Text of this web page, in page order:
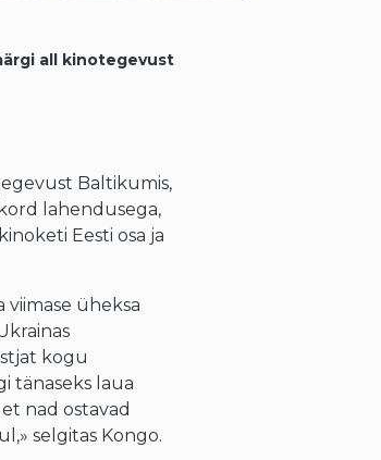
all kinotegevust
Baltikumis,
lahendusega,
Eesti osa ja
üheksa
kogu
tänaseks laua
nad ostavad
selgitas Kongo.